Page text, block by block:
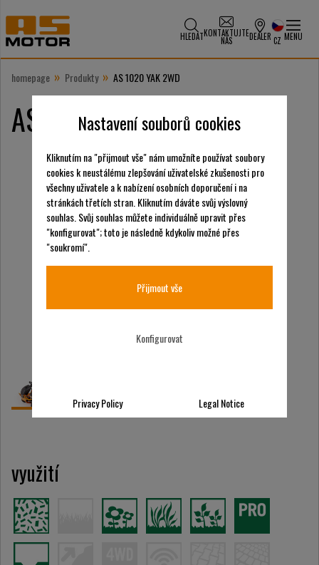
HLEDATKONTAKTUJTE
NÁS DEALER CZ MENU
homepage » Produkty » AS 1020 YAK 2WD
AS 1020 YAK 2WD
využití
Nastavení souborů cookies
Kliknutím na "přijmout vše" nám umožníte používat soubory
cookies k neustálému zlepšování uživatelské zkušenosti pro
všechny uživatele a k nabízení osobních doporučení i na
stránkách třetích stran. Kliknutím dáváte svůj výslovný
souhlas. Svůj souhlas můžete individuálně upravit přes
"konfigurovat"; toto je následně kdykoliv možné přes
"soukromí".
Přijmout vše
Konfigurovat
Privacy Policy Legal Notice